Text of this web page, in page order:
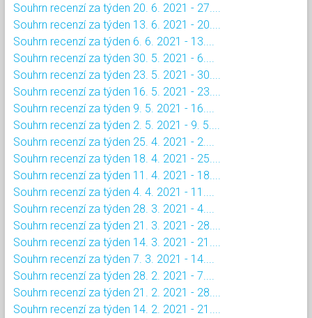
Souhrn recenzí za týden 20. 6. 2021 - 27....
Souhrn recenzí za týden 13. 6. 2021 - 20....
Souhrn recenzí za týden 6. 6. 2021 - 13....
Souhrn recenzí za týden 30. 5. 2021 - 6....
Souhrn recenzí za týden 23. 5. 2021 - 30....
Souhrn recenzí za týden 16. 5. 2021 - 23....
Souhrn recenzí za týden 9. 5. 2021 - 16....
Souhrn recenzí za týden 2. 5. 2021 - 9. 5....
Souhrn recenzí za týden 25. 4. 2021 - 2....
Souhrn recenzí za týden 18. 4. 2021 - 25....
Souhrn recenzí za týden 11. 4. 2021 - 18....
Souhrn recenzí za týden 4. 4. 2021 - 11....
Souhrn recenzí za týden 28. 3. 2021 - 4....
Souhrn recenzí za týden 21. 3. 2021 - 28....
Souhrn recenzí za týden 14. 3. 2021 - 21....
Souhrn recenzí za týden 7. 3. 2021 - 14....
Souhrn recenzí za týden 28. 2. 2021 - 7....
Souhrn recenzí za týden 21. 2. 2021 - 28....
Souhrn recenzí za týden 14. 2. 2021 - 21....